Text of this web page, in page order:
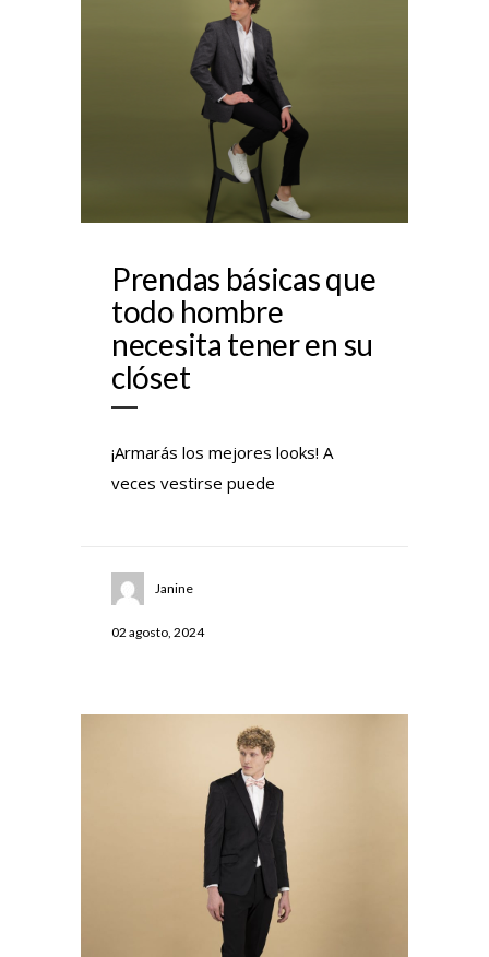
Prendas básicas que
todo hombre
necesita tener en su
clóset
¡Armarás los mejores looks! A
veces vestirse puede
Janine
02 agosto, 2024